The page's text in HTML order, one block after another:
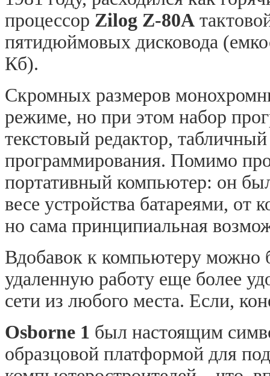
процессор Zilog Z-80A
пятидюймовых дисковода
Кб).
Скромных размеров
режиме, но при этом набор
текстовый редактор,
программирования. Помимо
портативный компьютер: он
весе устройства батареями, от
но сама принципиальная
Вдобавок к компьютеру можно
удаленную работу еще более
сети из любого места. Если,
Osborne 1 был настоящим
образцовой платформой для